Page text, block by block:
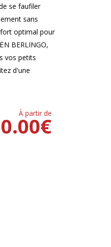
se faufiler
sans
optimal pour
BERLINGO,
vos petits
d'une
À partir de
€